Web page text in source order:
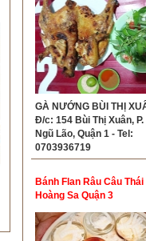
GÀ NƯỚNG BÙI THỊ
Đ/c: 154 Bùi Thị Xuân, P.
Ngũ Lão, Quận 1 - Tel:
0703936719
Bánh Flan Râu Câu Thái
Hoàng Sa Quận 3